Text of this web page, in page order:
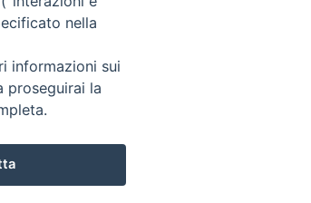
nella
informazioni sui
proseguirai la